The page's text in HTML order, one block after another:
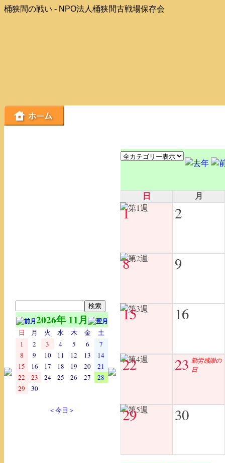
桶狭間の戦い - NPO法人桶狭間古戦場保存会
2026年 11月
日 月 火 水 木 金
土
1
2 3 4 5 6
7
8
9 10 11 12 13
14
15
16 17 18 19 20
21
22
23 24 25 26 27
28
29
30
＜今日＞
日 月
1 2
8 9
15 16
22 23 勤労感謝の
日
29 30